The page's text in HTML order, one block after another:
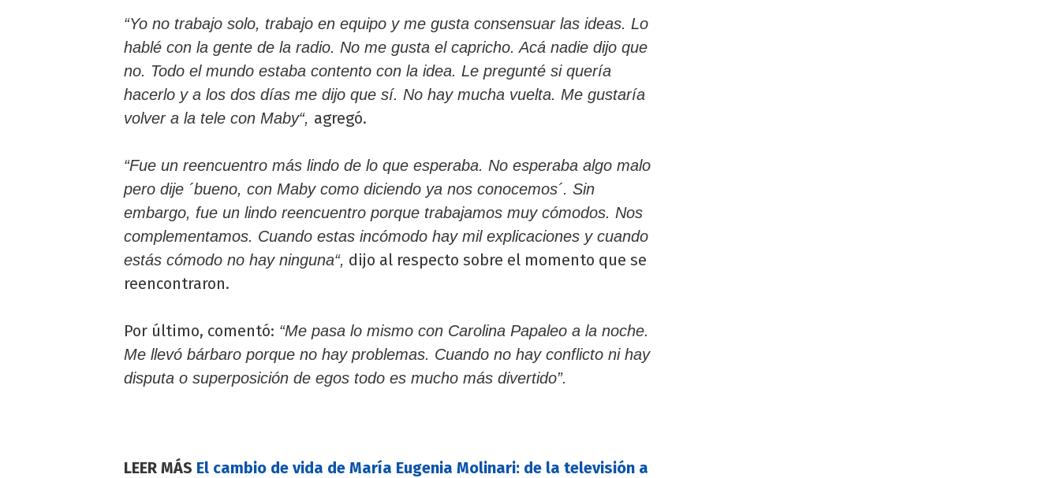
“Yo no trabajo solo, trabajo en equipo y me gusta consensuar las ideas. Lo
hablé con la gente de la radio. No me gusta el capricho. Acá nadie dijo que
no. Todo el mundo estaba contento con la idea. Le pregunté si quería
hacerlo y a los dos días me dijo que sí. No hay mucha vuelta. Me gustaría
volver a la tele con Maby“, agregó.
“Fue un reencuentro más lindo de lo que esperaba. No esperaba algo malo
pero dije ´bueno, con Maby como diciendo ya nos conocemos´. Sin
embargo, fue un lindo reencuentro porque trabajamos muy cómodos. Nos
complementamos. Cuando estas incómodo hay mil explicaciones y cuando
estás cómodo no hay ninguna“, dijo al respecto sobre el momento que se
reencontraron.
Por último, comentó: “Me pasa lo mismo con Carolina Papaleo a la noche.
Me llevó bárbaro porque no hay problemas. Cuando no hay conflicto ni hay
disputa o superposición de egos todo es mucho más divertido”.
LEER MÁS El cambio de vida de María Eugenia Molinari: de la televisión a